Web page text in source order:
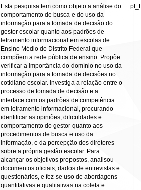
Esta pesquisa tem como objeto a análise do
comportamento de busca e do uso da
informação para a tomada de decisão do
gestor escolar quanto aos padrões de
letramento informacional em escolas de
Ensino Médio do Distrito Federal que
compõem a rede pública de ensino. Propõe
verificar a importância do domínio no uso da
informação para a tomada de decisões no
cotidiano escolar. Investiga a relação entre o
processo de tomada de decisão e a
interface com os padrões de competência
em letramento informacional, procurando
identificar as opiniões, dificuldades e
comportamento do gestor quanto aos
procedimentos de busca e uso da
informação, e da percepção dos diretores
sobre a própria gestão escolar. Para
alcançar os objetivos propostos, analisou
documentos oficiais, dados de entrevistas e
questionários, e fez-se uso de abordagens
quantitativas e qualitativas na coleta e